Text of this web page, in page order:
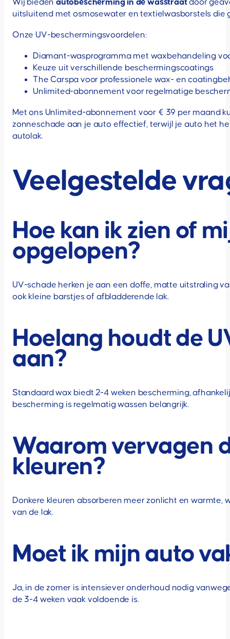
Wij biedenautobescherming in de wasstraatdoor
uitsluitend met osmosewater en textielwasborstels
Onze UV-beschermingsvoordelen:
Diamant-wasprogramma met waxbehandeling
Keuze uit verschillende beschermingscoatings
The Carspa voor professionele wax- en
Unlimited-abonnement voor regelmatige
Met ons Unlimited-abonnement voor € 39 per maand
zonneschade aan je auto effectief, terwijl je auto het
autolak.
Veelgestelde
Hoe kan ik zien of
opgelopen?
UV-schade herken je aan een doffe, matte uitstraling
ook kleine barstjes of afbladderende lak.
Hoelang houdt de
aan?
Standaard wax biedt 2-4 weken bescherming,
bescherming is regelmatig wassen belangrijk.
Waarom vervagen
kleuren?
Donkere kleuren absorberen meer zonlicht en
van de lak.
Moet ik mijn auto
Ja, in de zomer is intensiever onderhoud nodig
de 3-4 weken vaak voldoende is.